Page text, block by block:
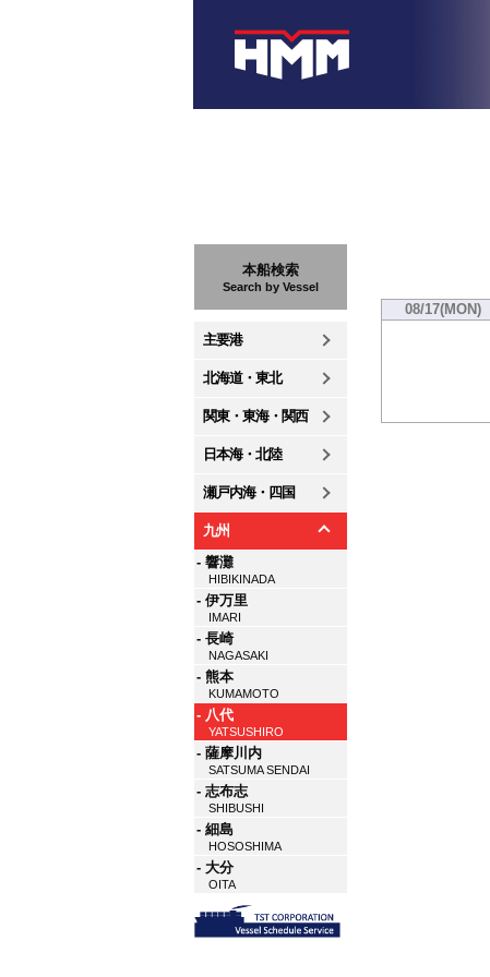
本船検索
Search by Vessel
主要港
北海道・東北
関東・東海・関西
日本海・北陸
瀬戸内海・四国
九州
- 響灘
HIBIKINADA
- 伊万里
IMARI
- 長崎
NAGASAKI
- 熊本
KUMAMOTO
- 八代
YATSUSHIRO
- 薩摩川内
SATSUMA SENDAI
- 志布志
SHIBUSHI
- 細島
HOSOSHIMA
- 大分
OITA
08/17(MON)